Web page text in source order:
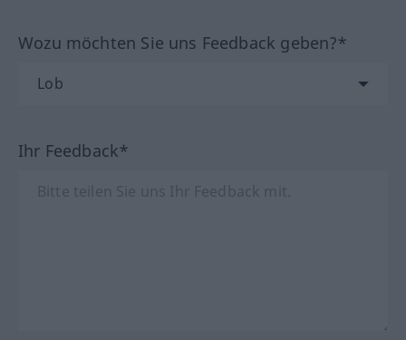
Wozu möchten Sie uns Feedback geben?*
Ihr Feedback*